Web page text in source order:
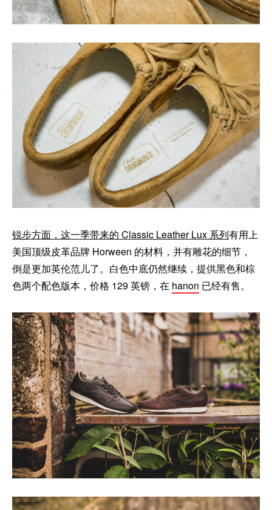
锐步方面，这一季带来的 Classic Leather Lux 系列有用上
美国顶级皮革品牌 Horween 的材料，并有雕花的细节，
倒是更加英伦范儿了。白色中底仍然继续，提供黑色和棕
色两个配色版本，价格 129 英镑，在 hanon 已经有售。